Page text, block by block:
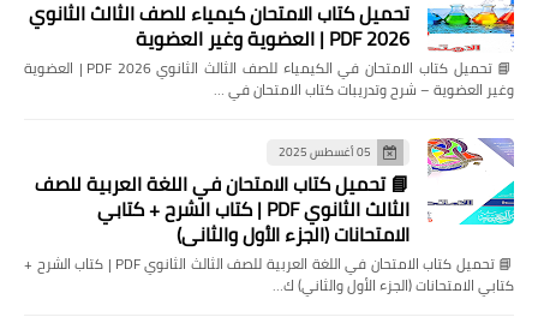
تحميل كتاب الامتحان كيمياء للصف الثالث الثانوي
2026 PDF | العضوية وغير العضوية
📘 تحميل كتاب الامتحان في الكيمياء للصف الثالث الثانوي 2026 PDF | العضوية
وغير العضوية – شرح وتدريبات كتاب الامتحان في …
05 أغسطس 2025
📘 تحميل كتاب الامتحان في اللغة العربية للصف
الثالث الثانوي PDF | كتاب الشرح + كتابي
الامتحانات (الجزء الأول والثاني)
📘 تحميل كتاب الامتحان في اللغة العربية للصف الثالث الثانوي PDF | كتاب الشرح +
كتابي الامتحانات (الجزء الأول والثاني) ك…